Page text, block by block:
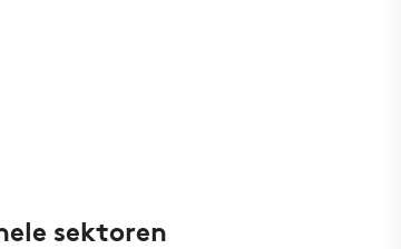
sektoren